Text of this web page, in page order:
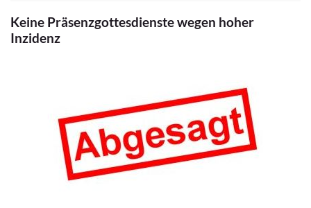
Keine Präsenzgottesdienste wegen hoher
Inzidenz